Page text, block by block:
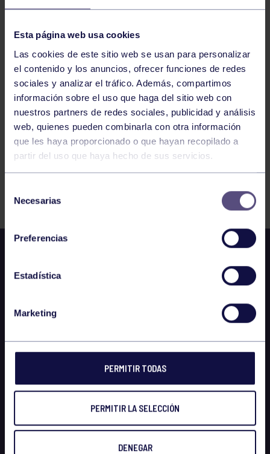
Esta página web usa cookies
Las cookies de este sitio web se usan para personalizar
el contenido y los anuncios, ofrecer funciones de redes
sociales y analizar el tráfico. Además, compartimos
información sobre el uso que haga del sitio web con
nuestros partners de redes sociales, publicidad y análisis
web, quienes pueden combinarla con otra información
que les haya proporcionado o que hayan recopilado a
partir del uso que haya hecho de sus servicios.
Necesarias
Preferencias
Estadística
Marketing
PERMITIR TODAS
PERMITIR LA SELECCIÓN
DENEGAR
WOD 11:30-12:00 GIMNASIO
2 3